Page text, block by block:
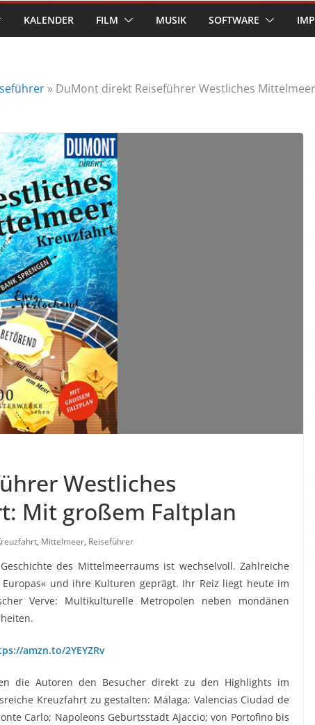
KALENDER FILM MUSIK SOFTWARE
» DuMont direkt Reiseführer Westliches
Westliches
Mit großem Faltplan
, Mittelmeer, Reiseführer
des Mittelmeerraums ist wechselvoll. Zahlreiche
und ihre Kulturen geprägt. Ihr Reiz liegt heute im
Verve: Multikulturelle Metropolen neben mondänen
amzn.to/2YEYZRv
die Autoren den Besucher direkt zu den Highlights im
Kreuzfahrt zu gestalten: Málaga; Valencias Ciudad de
Carlo; Napoleons Geburtsstadt Ajaccio; von Portofino bis